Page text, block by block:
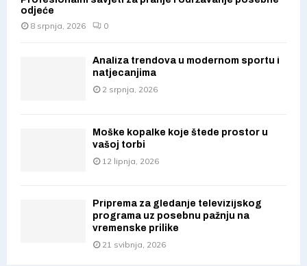
odjeće
8 srpnja, 2026
0
Analiza trendova u modernom sportu i
natjecanjima
2 srpnja, 2026
Moške kopalke koje štede prostor u
vašoj torbi
12 lipnja, 2026
Priprema za gledanje televizijskog
programa uz posebnu pažnju na
vremenske prilike
21 svibnja, 2026